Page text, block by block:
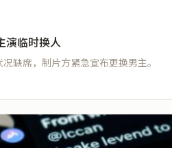
演临时换人
缺席，制片方紧急宣布更换男主。